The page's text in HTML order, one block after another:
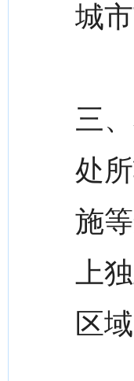
城
三
处
施
上
区域